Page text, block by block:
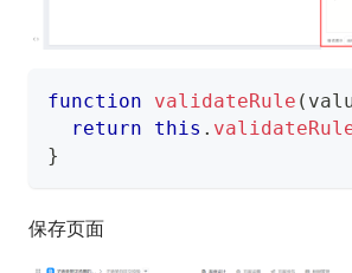
function validateRule (
return
this .
}
保存页面